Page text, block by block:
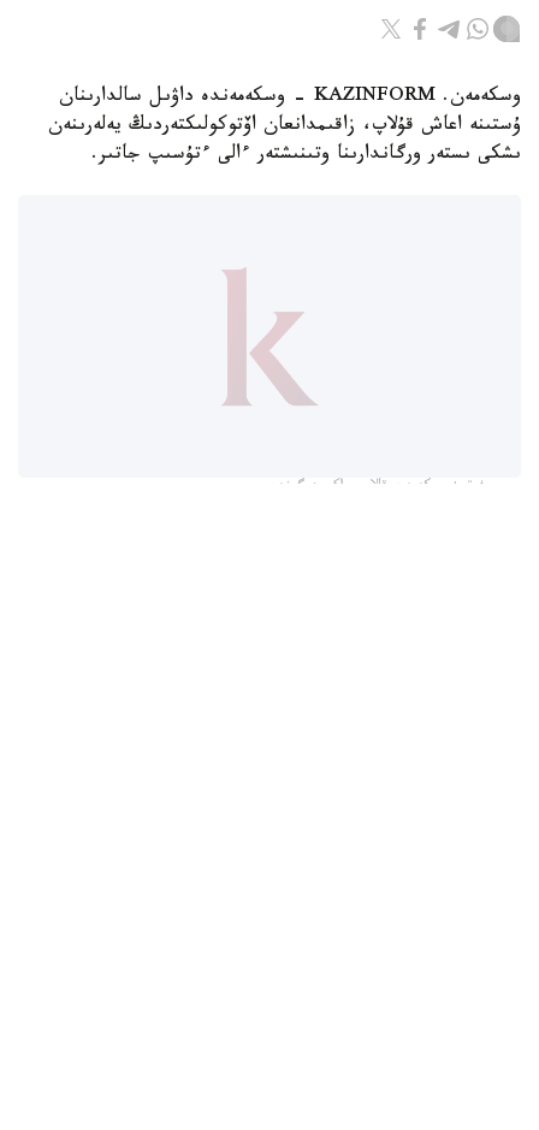
وسكەمەن. KAZINFORM - وسكەمەندە داۋىل سالدارىنان
ۇستىنە اعاش قۇلاپ، زاقىمدانعان اۆتوكولىكتەردىڭ يەلەرىنەن
ىشكى ىستەر ورگاندارىنا وتىنىشتەر ءالى ءتۇسىپ جاتىر.
فوتو: وسكەمەن قالاسى اكىمدىگىنەن